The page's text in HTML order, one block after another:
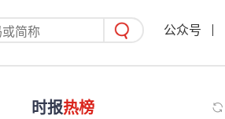
公众号
时报热榜